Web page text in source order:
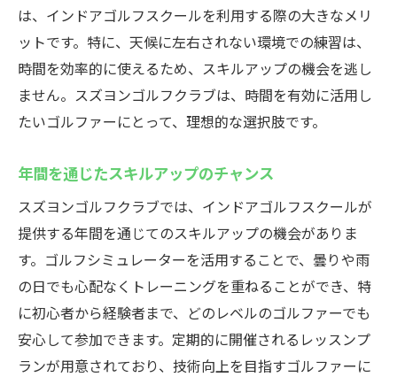
は、インドアゴルフスクールを利用する際の大きなメリ
ットです。特に、天候に左右されない環境での練習は、
時間を効率的に使えるため、スキルアップの機会を逃し
ません。スズヨンゴルフクラブは、時間を有効に活用し
たいゴルファーにとって、理想的な選択肢です。
年間を通じたスキルアップのチャンス
スズヨンゴルフクラブでは、インドアゴルフスクールが
提供する年間を通じてのスキルアップの機会がありま
す。ゴルフシミュレーターを活用することで、曇りや雨
の日でも心配なくトレーニングを重ねることができ、特
に初心者から経験者まで、どのレベルのゴルファーでも
安心して参加できます。定期的に開催されるレッスンプ
ランが用意されており、技術向上を目指すゴルファーに